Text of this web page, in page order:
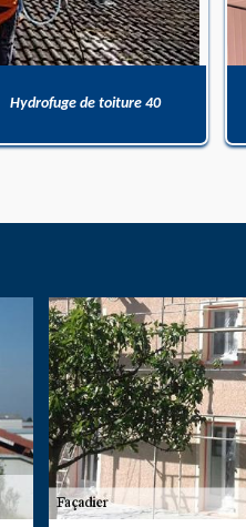
Hydrofuge de toiture 40